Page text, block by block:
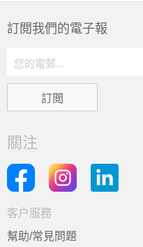
訂閲我們的電子報
關注
客户服務
幫助/常見問題